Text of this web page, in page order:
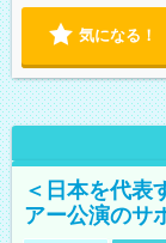
気になる！
＜日本を代表
アー公演のサ